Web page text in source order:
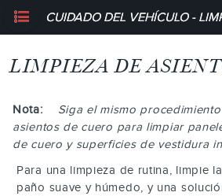
LIMPIEZA DE
Nota:
Siga el mismo
asientos de cuero para limpiar
de cuero y superficies de vestidura
Para una limpieza de rutina, limpie
paño suave y húmedo, y una